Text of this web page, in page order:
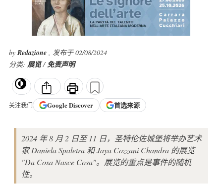
byRedazione , 发布于 02/08/2024
分类: 展览/免责声明
关注我们 GoogleDiscover 首选来源
2024 年 8 月 2 日至 11 日，圣特伦佐城堡将举办艺术
家 Daniela Spaletra 和 Jaya Cozzani Chandra 的展览
"Da Cosa Nasce Cosa"。展览的重点是事件的随机
性。